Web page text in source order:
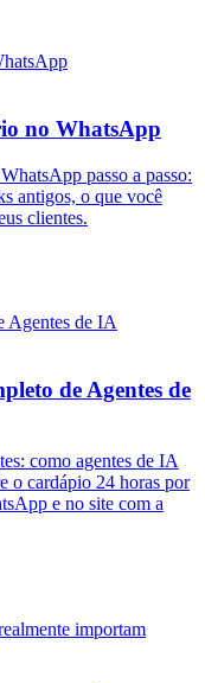
no WhatsApp
passo a passo:
antigos, o que você
clientes.
de Agentes de
como agentes de IA
o cardápio 24 horas por
e no site com a